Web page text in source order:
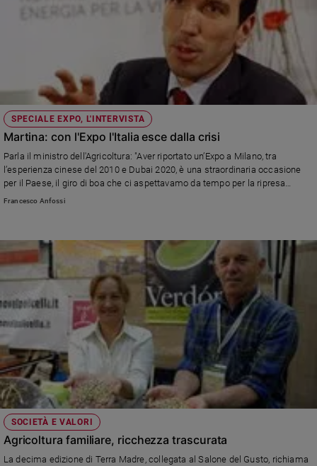
SPECIALE EXPO, L'INTERVISTA
Martina: con l'Expo l'Italia esce dalla crisi
Parla il ministro dell'Agricoltura: "Aver riportato un’Expo a Milano, tra
l’esperienza cinese del 2010 e Dubai 2020, è una straordinaria occasione
per il Paese, il giro di boa che ci aspettavamo da tempo per la ripresa
economica"
Francesco Anfossi
SOCIETÀ E VALORI
Agricoltura familiare, ricchezza trascurata
La decima edizione di Terra Madre, collegata al Salone del Gusto, richiama